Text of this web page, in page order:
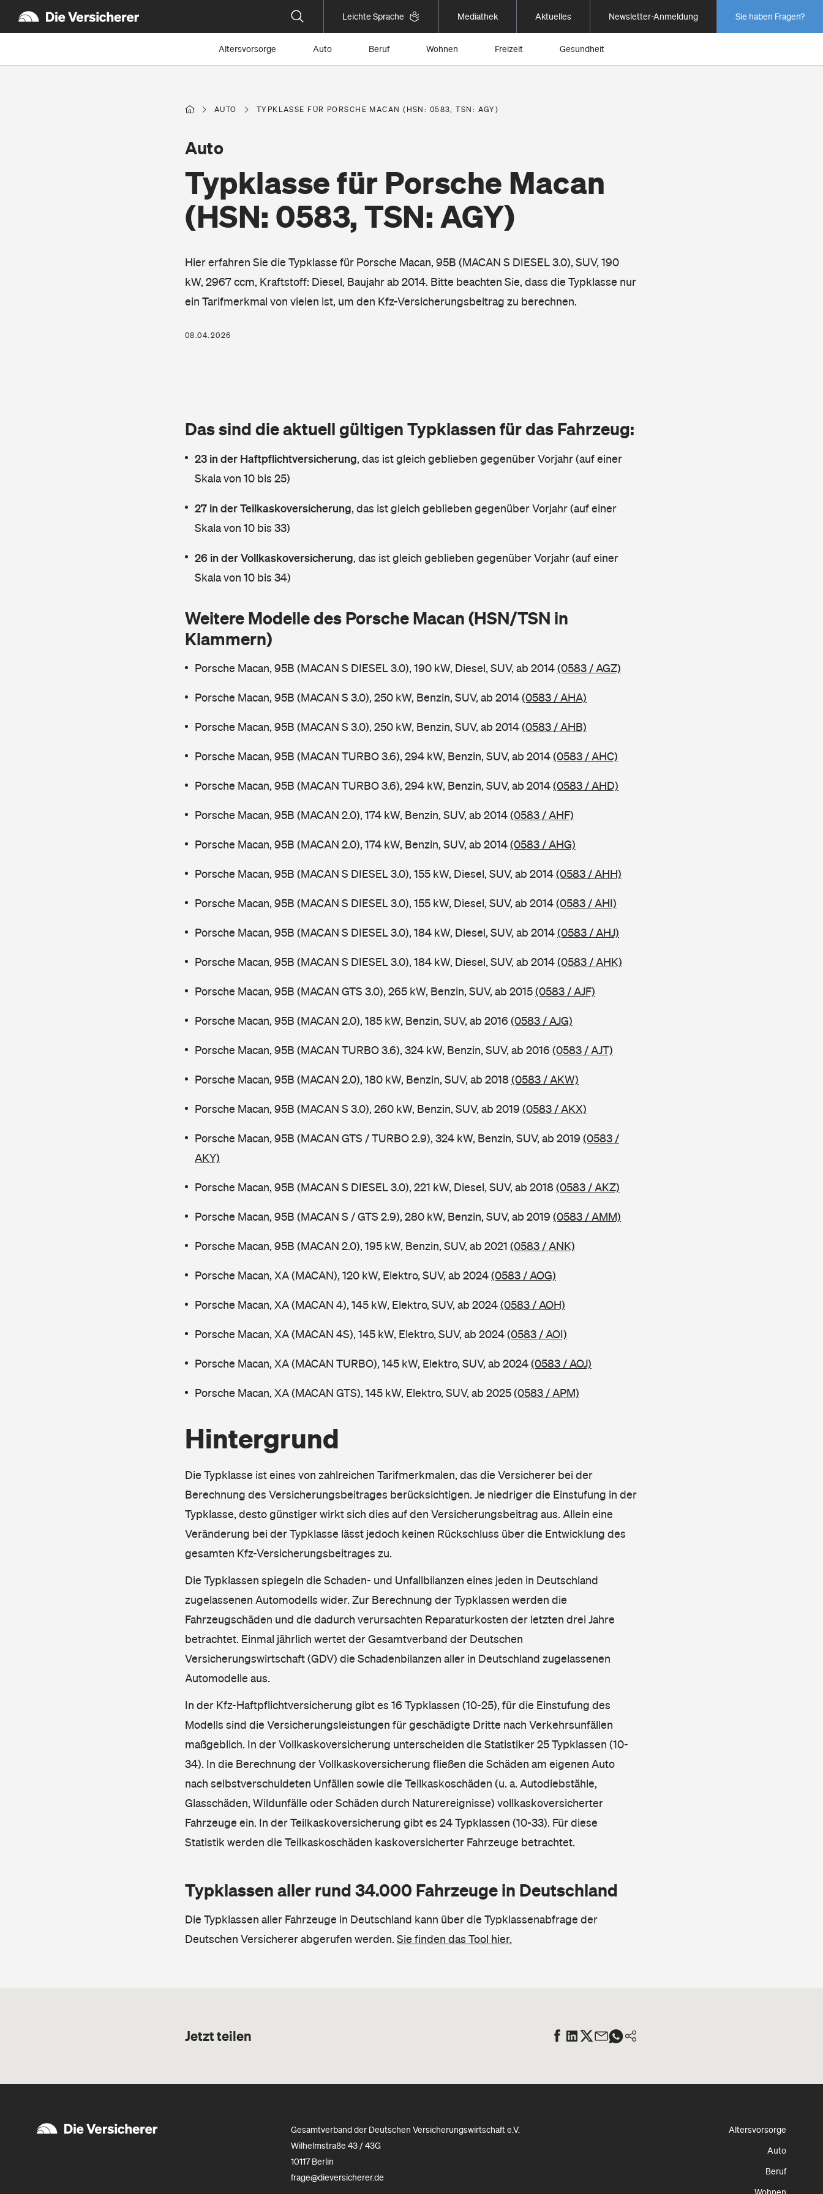
Leichte Sprache Mediathek Aktuelles Newsletter-Anmeldung Sie haben Fragen?
Altersvorsorge Auto Beruf Wohnen Freizeit Gesundheit
AUTO TYPKLASSE FÜR PORSCHE MACAN (HSN: 0583, TSN: AGY)
Typklasse für Porsche Macan
(HSN: 0583, TSN: AGY)
Auto
Hier erfahren Sie die Typklasse für Porsche Macan, 95B (MACAN S DIESEL 3.0), SUV, 190
kW, 2967 ccm, Kraftstoff: Diesel, Baujahr ab 2014. Bitte beachten Sie, dass die Typklasse nur
ein Tarifmerkmal von vielen ist, um den Kfz-Versicherungsbeitrag zu berechnen.
08.04.2026
Das sind die aktuell gültigen Typklassen für das Fahrzeug:
23 in der Haftpflichtversicherung, das ist gleich geblieben gegenüber Vorjahr (auf einer
Skala von 10 bis 25)
27 in der Teilkaskoversicherung, das ist gleich geblieben gegenüber Vorjahr (auf einer
Skala von 10 bis 33)
26 in der Vollkaskoversicherung, das ist gleich geblieben gegenüber Vorjahr (auf einer
Skala von 10 bis 34)
Weitere Modelle des Porsche Macan (HSN/TSN in
Klammern)
Porsche Macan, 95B (MACAN S DIESEL 3.0), 190 kW, Diesel, SUV, ab 2014(0583 / AGZ)
Porsche Macan, 95B (MACAN S 3.0), 250 kW, Benzin, SUV, ab 2014(0583 / AHA)
Porsche Macan, 95B (MACAN S 3.0), 250 kW, Benzin, SUV, ab 2014(0583 / AHB)
Porsche Macan, 95B (MACAN TURBO 3.6), 294 kW, Benzin, SUV, ab 2014(0583 / AHC)
Porsche Macan, 95B (MACAN TURBO 3.6), 294 kW, Benzin, SUV, ab 2014(0583 / AHD)
Porsche Macan, 95B (MACAN 2.0), 174 kW, Benzin, SUV, ab 2014(0583 / AHF)
Porsche Macan, 95B (MACAN 2.0), 174 kW, Benzin, SUV, ab 2014(0583 / AHG)
Porsche Macan, 95B (MACAN S DIESEL 3.0), 155 kW, Diesel, SUV, ab 2014(0583 / AHH)
Porsche Macan, 95B (MACAN S DIESEL 3.0), 155 kW, Diesel, SUV, ab 2014(0583 / AHI)
Porsche Macan, 95B (MACAN S DIESEL 3.0), 184 kW, Diesel, SUV, ab 2014(0583 / AHJ)
Porsche Macan, 95B (MACAN S DIESEL 3.0), 184 kW, Diesel, SUV, ab 2014(0583 / AHK)
Porsche Macan, 95B (MACAN GTS 3.0), 265 kW, Benzin, SUV, ab 2015(0583 / AJF)
Porsche Macan, 95B (MACAN 2.0), 185 kW, Benzin, SUV, ab 2016 (0583 / AJG)
Porsche Macan, 95B (MACAN TURBO 3.6), 324 kW, Benzin, SUV, ab 2016 (0583 / AJT)
Porsche Macan, 95B (MACAN 2.0), 180 kW, Benzin, SUV, ab 2018(0583 / AKW)
Porsche Macan, 95B (MACAN S 3.0), 260 kW, Benzin, SUV, ab 2019 (0583 / AKX)
Porsche Macan, 95B (MACAN GTS / TURBO 2.9), 324 kW, Benzin, SUV, ab 2019 (0583 /
AKY)
Porsche Macan, 95B (MACAN S DIESEL 3.0), 221 kW, Diesel, SUV, ab 2018(0583 / AKZ)
Porsche Macan, 95B (MACAN S / GTS 2.9), 280 kW, Benzin, SUV, ab 2019 (0583 / AMM)
Porsche Macan, 95B (MACAN 2.0), 195 kW, Benzin, SUV, ab 2021 (0583 / ANK)
Porsche Macan, XA (MACAN), 120 kW, Elektro, SUV, ab 2024(0583 / AOG)
Porsche Macan, XA (MACAN 4), 145 kW, Elektro, SUV, ab 2024(0583 / AOH)
Porsche Macan, XA (MACAN 4S), 145 kW, Elektro, SUV, ab 2024(0583 / AOI)
Porsche Macan, XA (MACAN TURBO), 145 kW, Elektro, SUV, ab 2024(0583 / AOJ)
Porsche Macan, XA (MACAN GTS), 145 kW, Elektro, SUV, ab 2025(0583 / APM)
Hintergrund
Die Typklasse ist eines von zahlreichen Tarifmerkmalen, das die Versicherer bei der
Berechnung des Versicherungsbeitrages berücksichtigen. Je niedriger die Einstufung in der
Typklasse, desto günstiger wirkt sich dies auf den Versicherungsbeitrag aus. Allein eine
Veränderung bei der Typklasse lässt jedoch keinen Rückschluss über die Entwicklung des
gesamten Kfz-Versicherungsbeitrages zu.
Die Typklassen spiegeln die Schaden- und Unfallbilanzen eines jeden in Deutschland
zugelassenen Automodells wider. Zur Berechnung der Typklassen werden die
Fahrzeugschäden und die dadurch verursachten Reparaturkosten der letzten drei Jahre
betrachtet. Einmal jährlich wertet der Gesamtverband der Deutschen
Versicherungswirtschaft (GDV) die Schadenbilanzen aller in Deutschland zugelassenen
Automodelle aus.
In der Kfz-Haftpflichtversicherung gibt es 16 Typklassen (10-25), für die Einstufung des
Modells sind die Versicherungsleistungen für geschädigte Dritte nach Verkehrsunfällen
maßgeblich. In der Vollkaskoversicherung unterscheiden die Statistiker 25 Typklassen (10-
34). In die Berechnung der Vollkaskoversicherung fließen die Schäden am eigenen Auto
nach selbstverschuldeten Unfällen sowie die Teilkaskoschäden (u. a. Autodiebstähle,
Glasschäden, Wildunfälle oder Schäden durch Naturereignisse) vollkaskoversicherter
Fahrzeuge ein. In der Teilkaskoversicherung gibt es 24 Typklassen (10-33). Für diese
Statistik werden die Teilkaskoschäden kaskoversicherter Fahrzeuge betrachtet.
Typklassen aller rund 34.000 Fahrzeuge in Deutschland
Die Typklassen aller Fahrzeuge in Deutschland kann über die Typklassenabfrage der
Deutschen Versicherer abgerufen werden. Sie finden das Tool hier.
Jetzt teilen
Gesamtverband der Deutschen Versicherungswirtschaft e.V.
Wilhelmstraße 43 / 43G
10117 Berlin
frage@dieversicherer.de
Altersvorsorge
Auto
Beruf